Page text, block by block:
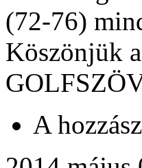
(72-76)
Köszönjük
A